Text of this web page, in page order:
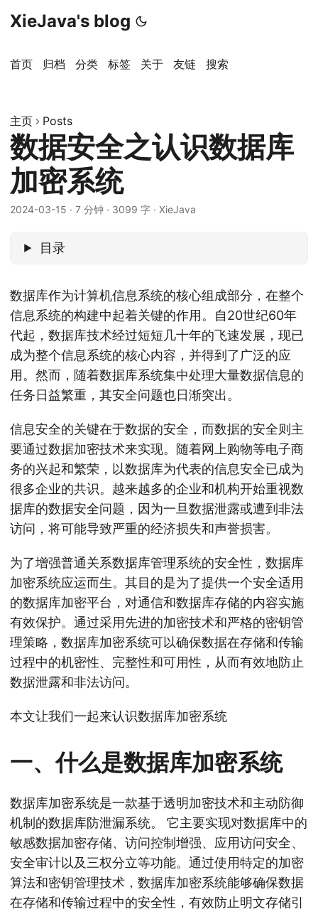
XieJava's blog
首页 归档 分类 标签 关于 友链 搜索
主页 Posts
数据安全之认识数据库
加密系统
2024-03-15 · 7 分钟 · 3099 字 · XieJava
目录
数据库作为计算机信息系统的核心组成部分，在整个
信息系统的构建中起着关键的作用。自20世纪60年
代起，数据库技术经过短短几十年的飞速发展，现已
成为整个信息系统的核心内容，并得到了广泛的应
用。然而，随着数据库系统集中处理大量数据信息的
任务日益繁重，其安全问题也日渐突出。
信息安全的关键在于数据的安全，而数据的安全则主
要通过数据加密技术来实现。随着网上购物等电子商
务的兴起和繁荣，以数据库为代表的信息安全已成为
很多企业的共识。越来越多的企业和机构开始重视数
据库的数据安全问题，因为一旦数据泄露或遭到非法
访问，将可能导致严重的经济损失和声誉损害。
为了增强普通关系数据库管理系统的安全性，数据库
加密系统应运而生。其目的是为了提供一个安全适用
的数据库加密平台，对通信和数据库存储的内容实施
有效保护。通过采用先进的加密技术和严格的密钥管
理策略，数据库加密系统可以确保数据在存储和传输
过程中的机密性、完整性和可用性，从而有效地防止
数据泄露和非法访问。
本文让我们一起来认识数据库加密系统
一、什么是数据库加密系统
数据库加密系统是一款基于透明加密技术和主动防御
机制的数据库防泄漏系统。 它主要实现对数据库中的
敏感数据加密存储、访问控制增强、应用访问安全、
安全审计以及三权分立等功能。通过使用特定的加密
算法和密钥管理技术，数据库加密系统能够确保数据
在存储和传输过程中的安全性，有效防止明文存储引